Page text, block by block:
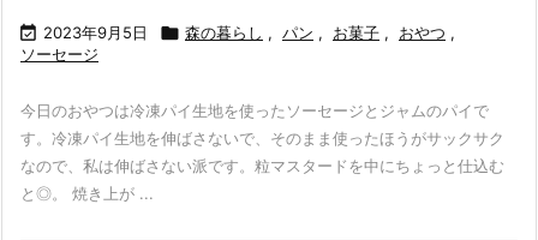
 2023年9月5日  森の暮らし , パン , お菓子 , おやつ ,
ソーセージ
今日のおやつは冷凍パイ生地を使ったソーセージとジャムのパイで
す。冷凍パイ生地を伸ばさないで、そのまま使ったほうがサックサク
なので、私は伸ばさない派です。粒マスタードを中にちょっと仕込む
と◎。 焼き上が ...